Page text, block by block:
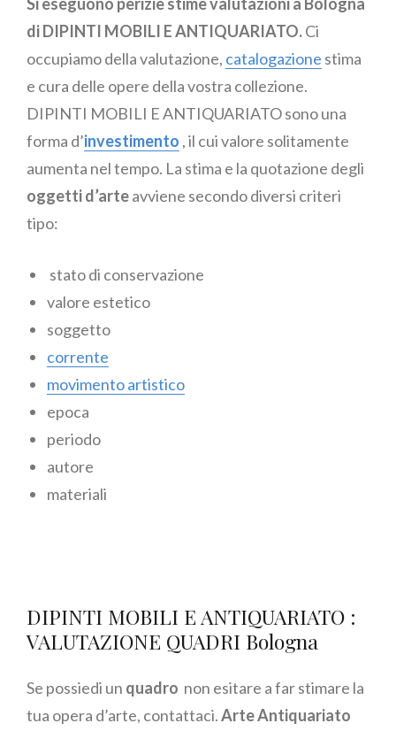
Si eseguono perizie stime valutazioni a Bologna
di DIPINTI MOBILI E ANTIQUARIATO.Ci
occupiamo della valutazione, catalogazione stima
e cura delle opere della vostra collezione.
DIPINTI MOBILI E ANTIQUARIATO sono una
forma d’investimento , il cui valore solitamente
aumenta nel tempo. La stima e la quotazione degli
oggetti d’arteavviene secondo diversi criteri
tipo:
stato di conservazione
valore estetico
soggetto
corrente
movimento artistico
epoca
periodo
autore
materiali
DIPINTI MOBILI E ANTIQUARIATO :
VALUTAZIONE QUADRI Bologna
Se possiedi un quadro non esitare a far stimare la
tua opera d’arte, contattaci.Arte Antiquariato